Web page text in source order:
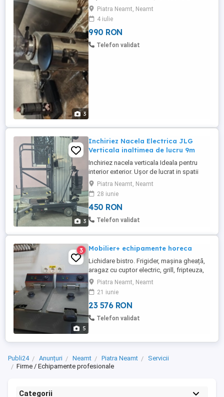
3
ireproșabilă , cumpărat de nou.
Piatra Neamt, Neamt
4 iulie
990 RON
Telefon validat
3
Inchiriez Nacela Electrica JLG
Verticala inaltimea de lucru 9m
Inchiriez nacela verticala Ideala pentru
interior exterior. Ușor de lucrat in spatii
înguste. Usor de manevrat si de mutat
Înălțimea de ridicare 7.5 m. Înălțimea de
lucru 9m Autorizație ISCIR se ofera factura
Piatra Neamt, Neamt
28 iunie
450 RON
Telefon validat
5
3 Mobilier+ echipamente horeca
Lichidare bistro. Frigider, mașina gheață,
aragaz cu cuptor electric, grill, fripteuza,
hota, mese și scaune bistro, toate
profesionale, puțin folosite. Stare foarte
bună. Preț pe bucata sau per total.
Negociabil.
Piatra Neamt, Neamt
21 iunie
23 576 RON
Telefon validat
Publi24 Anunțuri Neamt Piatra Neamt
Servicii
Firme / Echipamente profesionale
Categorii